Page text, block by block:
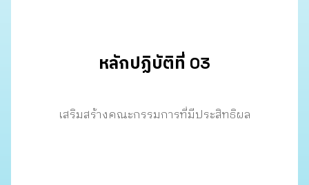
หลักปฏิบัติที่ 03
เสริมสร้างคณะกรรมการที่มีประสิทธิผล